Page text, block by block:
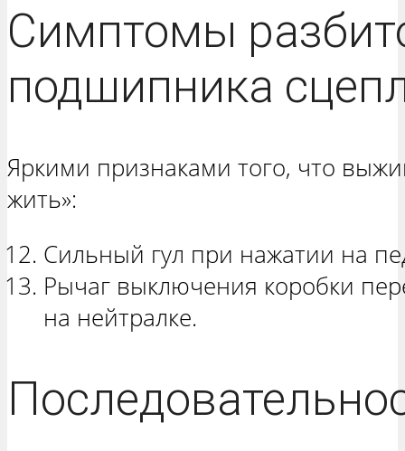
Симптомы
подшипника
Яркими признаками того, что
жить»:
Сильный гул при нажатии на
Рычаг выключения коробки
на нейтралке.